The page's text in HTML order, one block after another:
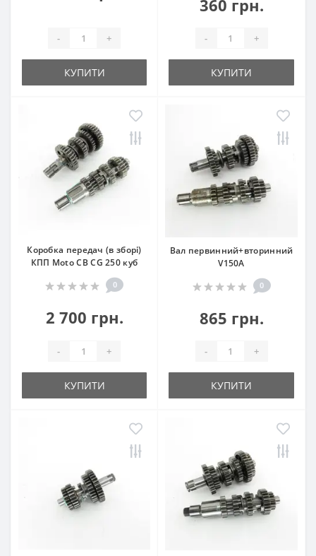
- +
КУПИТИ
360 грн.
- +
КУПИТИ
Коробка передач (в зборі)
КПП Moto CB CG 250 куб
0
2 700 грн.
- +
КУПИТИ
Вал первинний+вторинний
V150A
0
865 грн.
- +
КУПИТИ